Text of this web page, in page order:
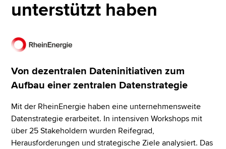
unterstützt haben
Von dezentralen Dateninitiativen zum
Aufbau einer zentralen Datenstrategie
Mit der RheinEnergie haben eine unternehmensweite
Datenstrategie erarbeitet. In intensiven Workshops mit
über 25 Stakeholdern wurden Reifegrad,
Herausforderungen und strategische Ziele analysiert. Das